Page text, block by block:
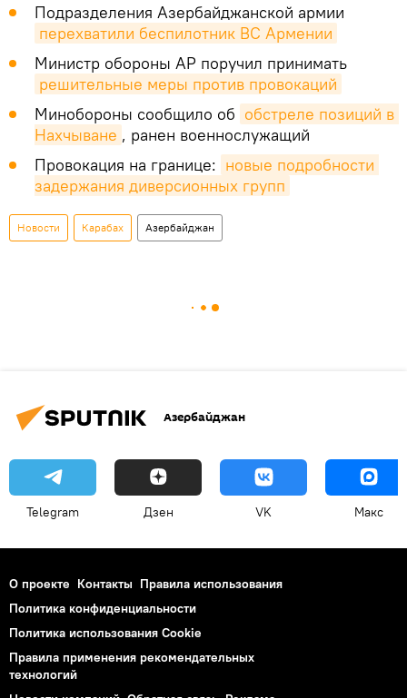
Подразделения Азербайджанской армии
перехватили беспилотник ВС Армении
Министр обороны АР поручил принимать
решительные меры против провокаций
Минобороны сообщило об обстреле позиций в
Нахчыване , ранен военнослужащий
Провокация на границе: новые подробности
задержания диверсионных групп
Новости Карабах Азербайджан
Азербайджан
Telegram Дзен VK Макс
О проекте Контакты Правила использования
Политика конфиденциальности
Политика использования Cookie
Правила применения рекомендательных
технологий